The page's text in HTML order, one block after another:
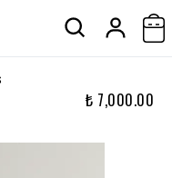
₺ 7,000.00